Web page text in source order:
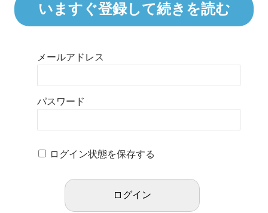
いますぐ登録して続きを読む
メールアドレス
パスワード
ログイン状態を保存する